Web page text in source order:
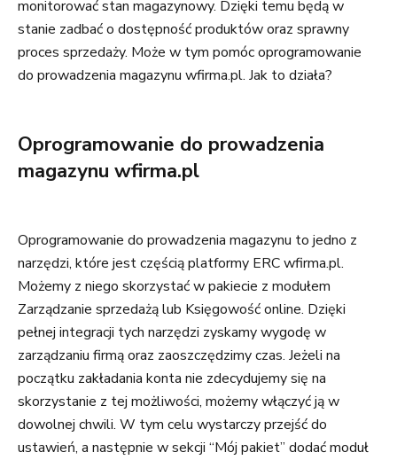
Podsumowanie oprogramowanie do prowadzenia
magazynu
monitorować stan magazynowy. Dzięki temu będą w
stanie zadbać o dostępność produktów oraz sprawny
proces sprzedaży. Może w tym pomóc oprogramowanie
do prowadzenia magazynu wfirma.pl. Jak to działa?
Oprogramowanie do prowadzenia
magazynu wfirma.pl
Oprogramowanie do prowadzenia magazynu to jedno z
narzędzi, które jest częścią platformy ERC wfirma.pl.
Możemy z niego skorzystać w pakiecie z modułem
Zarządzanie sprzedażą lub Księgowość online. Dzięki
pełnej integracji tych narzędzi zyskamy wygodę w
zarządzaniu firmą oraz zaoszczędzimy czas. Jeżeli na
początku zakładania konta nie zdecydujemy się na
skorzystanie z tej możliwości, możemy włączyć ją w
dowolnej chwili. W tym celu wystarczy przejść do
ustawień, a następnie w sekcji “Mój pakiet” dodać moduł